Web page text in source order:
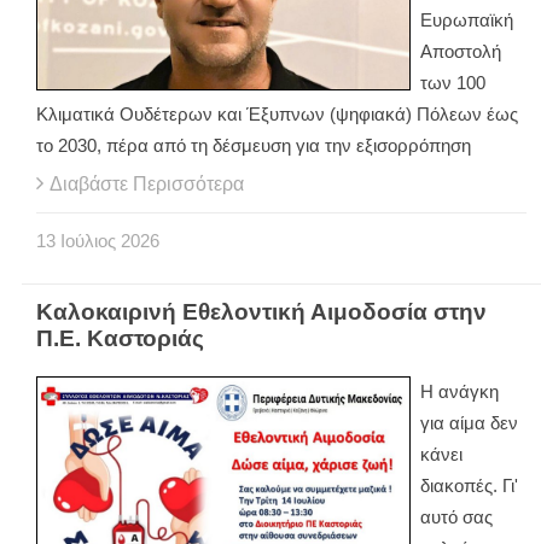
Ευρωπαϊκή
Αποστολή
των 100
Κλιματικά Ουδέτερων και Έξυπνων (ψηφιακά) Πόλεων έως
το 2030, πέρα από τη δέσμευση για την εξισορρόπηση
Διαβάστε Περισσότερα
13 Ιούλιος 2026
Καλοκαιρινή Εθελοντική Αιμοδοσία στην
Π.Ε. Καστοριάς
Η ανάγκη
για αίμα δεν
κάνει
διακοπές. Γι'
αυτό σας